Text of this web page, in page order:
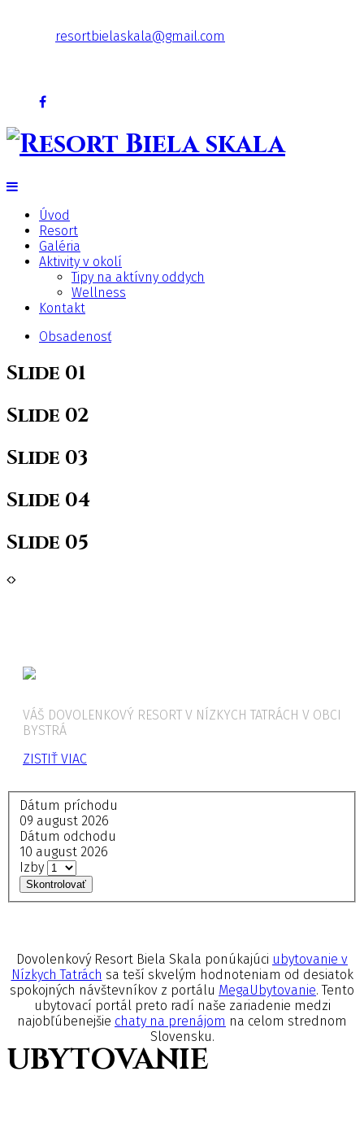
resortbielaskala@gmail.com
Úvod
Resort
Galéria
Aktivity v okolí
Tipy na aktívny oddych
Wellness
Kontakt
Obsadenosť
Slide 01
Slide 02
Slide 03
Slide 04
Slide 05
VÁŠ DOVOLENKOVÝ RESORT V NÍZKYCH TATRÁCH V OBCI
BYSTRÁ
ZISTIŤ VIAC
Dátum príchodu
09 august 2026
Dátum odchodu
10 august 2026
Izby
Skontrolovať
Dovolenkový Resort Biela Skala ponúkajúci ubytovanie v
Nízkych Tatrách sa teší skvelým hodnoteniam od desiatok
spokojných návštevníkov z portálu MegaUbytovanie. Tento
ubytovací portál preto radí naše zariadenie medzi
najobľúbenejšie chaty na prenájom na celom strednom
Slovensku.
UBYTOVANIE